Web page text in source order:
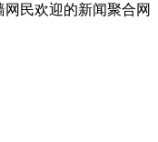
民欢迎的新闻聚合网